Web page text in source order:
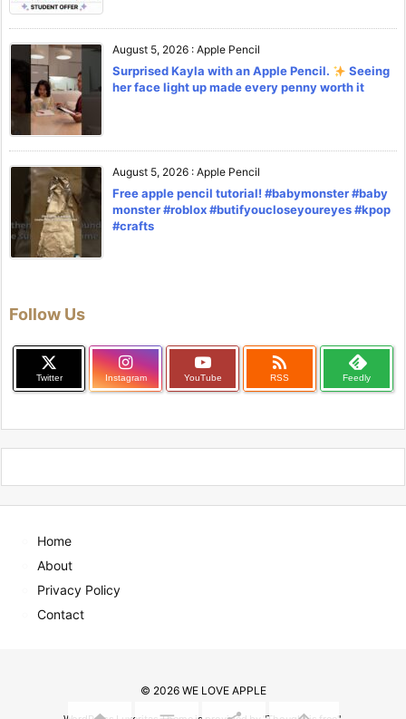
August 5, 2026 : Apple Pencil
Surprised Kayla with an Apple Pencil.
Seeing
her face light up made every penny worth it
August 5, 2026 : Apple Pencil
Free apple pencil tutorial! #babymonster #baby
monster #roblox #butifyoucloseyoureyes #kpop
#crafts
Follow Us
Twitter Instagram YouTube

RSS Feedly
Home
About
Privacy Policy
Contact
© 2026 WE LOVE APPLE